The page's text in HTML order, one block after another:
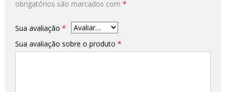
obrigatórios são marcados com *
Sua avaliação *
Sua avaliação sobre o produto *